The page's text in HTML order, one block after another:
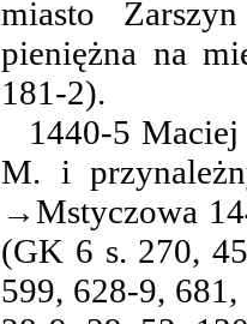
miasto
pieniężna na
181-2).
1440-5
M. i
→Mstyczowa
(GK 6 s. 270,
599, 628-9,